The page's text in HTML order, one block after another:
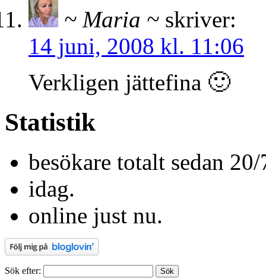
~ Maria ~ skriver:
14 juni, 2008 kl. 11:06
Verkligen jättefina 🙂
Statistik
besökare totalt sedan
idag.
online just nu.
Sök efter: